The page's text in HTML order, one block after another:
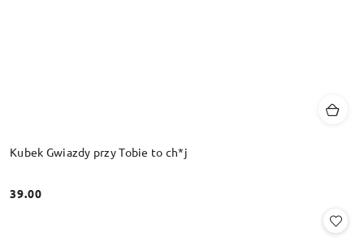
Kubek Gwiazdy przy Tobie to ch*j
Cena:
39.00